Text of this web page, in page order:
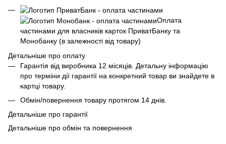
Оплата
частинами для власників карток ПриватБанку та
Монобанку (в залежності від товару)
Детальніше про оплату
Гарантія від виробника 12 місяців. Детальну інформацію
про терміни дії гарантії на конкретний товар ви знайдете в
картці товару.
Обмін/повернення товару протягом 14 днів.
Детальніше про гарантії
Детальніше про обмін та повернення